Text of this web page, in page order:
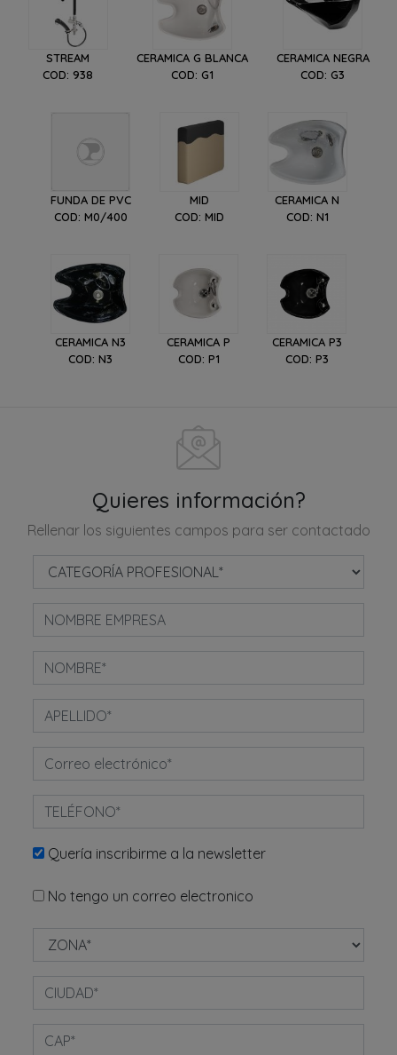
STREAM
COD: 938
CERAMICA G BLANCA
COD: G1
CERAMICA NEGRA
COD: G3
FUNDA DE PVC
COD: M0/400
MID
COD: MID
CERAMICA N
COD: N1
CERAMICA N3
COD: N3
CERAMICA P
COD: P1
CERAMICA P3
COD: P3
Quieres información?
Rellenar los siguientes campos para ser contactado
Quería inscribirme a la newsletter
No tengo un correo electronico